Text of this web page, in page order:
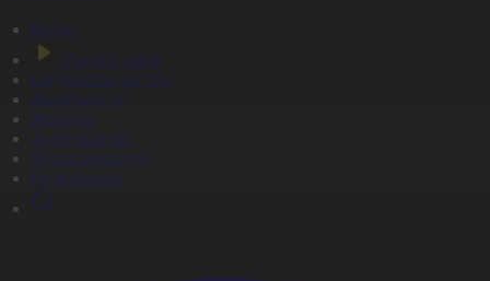
Басты
Тікелей эфир
Бағдарлама кестесі
Жаңалықтар
Жобалар
Телехикаялар
Мультсериалдар
Видеоархив